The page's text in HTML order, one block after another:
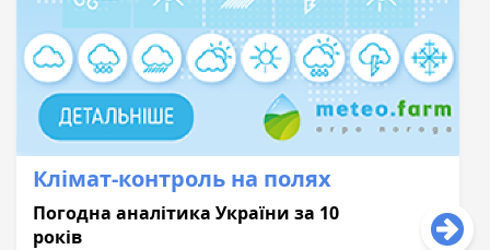
Клімат-контроль на полях
Погодна аналітика України за 10
років